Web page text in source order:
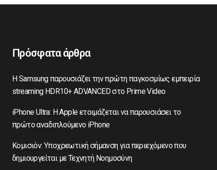
Πρόσφατα άρθρα
Η Samsung παρουσιάζει την πρώτη παγκοσμίως εμπειρία
streaming HDR10+ ADVANCED στο Prime Video
iPhone Ultra: Η Apple ετοιμάζεται να παρουσιάσει το
πρώτο αναδιπλούμενο iPhone
Κομισιόν: Υποχρεωτική σήμανση για περιεχόμενο που
δημιουργείται με Τεχνητή Νοημοσύνη